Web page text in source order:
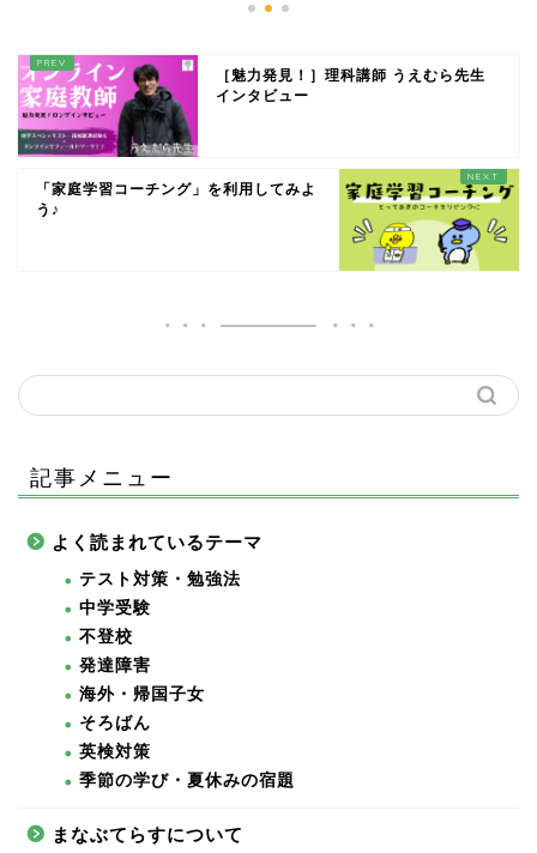
［魅力発見！］理科講師 うえむら先生
インタビュー
「家庭学習コーチング」を利用してみよ
う♪
記事メニュー
よく読まれているテーマ
テスト対策・勉強法
中学受験
不登校
発達障害
海外・帰国子女
そろばん
英検対策
季節の学び・夏休みの宿題
まなぶてらすについて